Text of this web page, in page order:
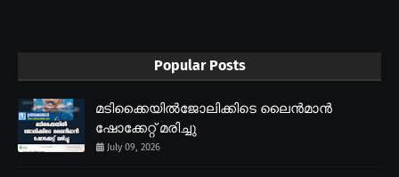
Popular Posts
മടിക്കൈയിൽജോലിക്കിടെ ലൈൻമാൻ
ഷോക്കേറ്റ് മരിച്ചു
July 09, 2026